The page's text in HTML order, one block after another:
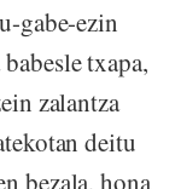
gabe-ezin
txapa,
zalantza
deitu
bezala, hona